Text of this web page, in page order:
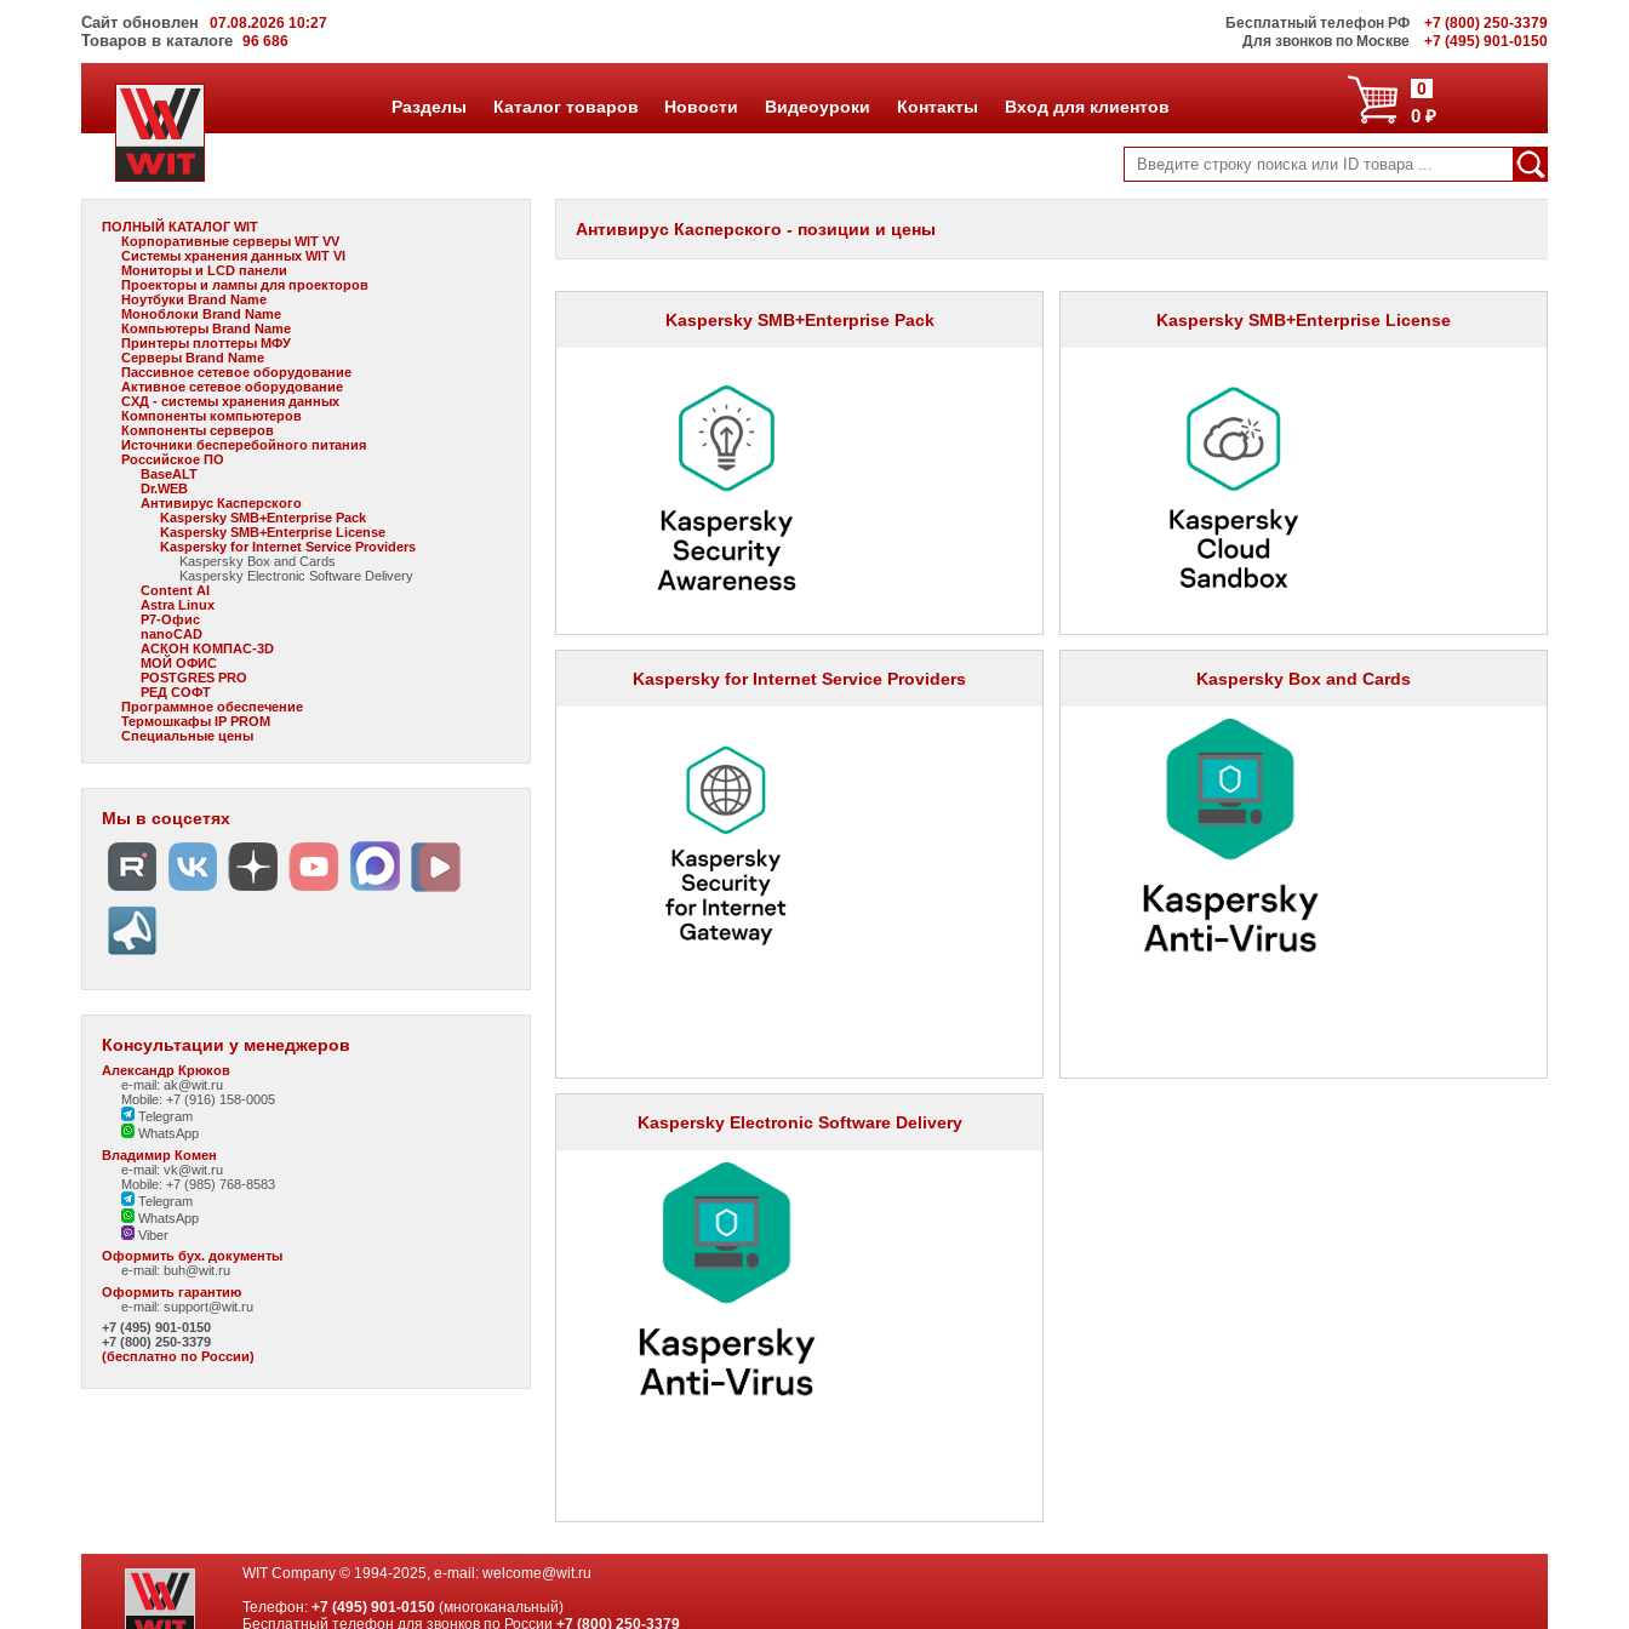
Сайт обновлен 07.08.2026 10:27
Товаров в каталоге96 686
Бесплатный телефон РФ
+7 (800) 250-3379
Для звонков по Москве
+7 (495) 901-0150
0
0 ₽
Разделы Каталог товаров Новости Видеоуроки Контакты Вход для клиентов
ПОЛНЫЙ КАТАЛОГ WIT
Корпоративные серверы WIT VV
Системы хранения данных WIT VI
Мониторы и LCD панели
Проекторы и лампы для проекторов
Ноутбуки Brand Name
Моноблоки Brand Name
Компьютеры Brand Name
Принтеры плоттеры МФУ
Серверы Brand Name
Пассивное сетевое оборудование
Активное сетевое оборудование
СХД - системы хранения данных
Компоненты компьютеров
Компоненты серверов
Источники бесперебойного питания
Российское ПО
BaseALT
Dr.WEB
Антивирус Касперского
Kaspersky SMB+Enterprise Pack
Kaspersky SMB+Enterprise License
Kaspersky for Internet Service Providers
Kaspersky Box and Cards
Kaspersky Electronic Software Delivery
Content AI
Astra Linux
Р7-Офис
nanoCAD
АСКОН КОМПАС-3D
МОЙ ОФИС
POSTGRES PRO
РЕД СОФТ
Программное обеспечение
Термошкафы IP PROM
Специальные цены
Мы в соцсетях
Консультации у менеджеров
Александр Крюков
e-mail: ak@wit.ru
Mobile: +7 (916) 158-0005
Telegram
WhatsApp
Владимир Комен
e-mail: vk@wit.ru
Mobile: +7 (985) 768-8583
Telegram
WhatsApp
Viber
Оформить бух. документы
e-mail:buh@wit.ru
Оформить гарантию
e-mail:support@wit.ru
+7 (495) 901-0150
+7 (800) 250-3379
(бесплатно по России)
Антивирус Касперского - позиции и цены
Kaspersky SMB+Enterprise Pack Kaspersky SMB+Enterprise License
Kaspersky for Internet Service Providers Kaspersky Box and Cards
Kaspersky Electronic Software Delivery
WIT Company © 1994-2025, e-mail: welcome@wit.ru
Телефон:+7 (495) 901-0150 (многоканальный)
Бесплатный телефон для звонков по России+7 (800) 250-3379